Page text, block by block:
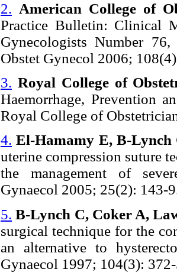
2. American College of
Practice Bulletin: Clinical
Gynecologists Number
Obstet Gynecol 2006;
3. Royal College of
Haemorrhage, Prevention
Royal College of
4. El-Hamamy E, B-
uterine compression suture
the management of
Gynaecol 2005; 25(2): 143-
5. B-Lynch C, Coker A,
surgical technique for the
an alternative to
Gynaecol 1997; 104(3):